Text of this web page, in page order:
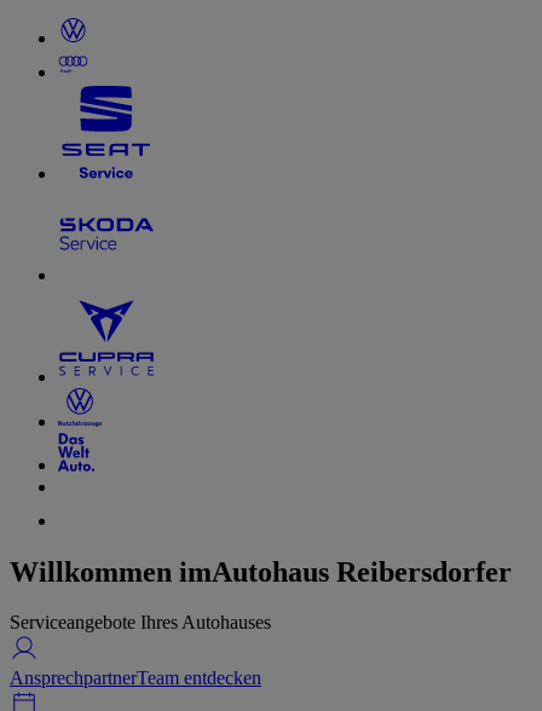
Willkommen imAutohaus Reibersdorfer
Serviceangebote Ihres Autohauses
AnsprechpartnerTeam entdecken